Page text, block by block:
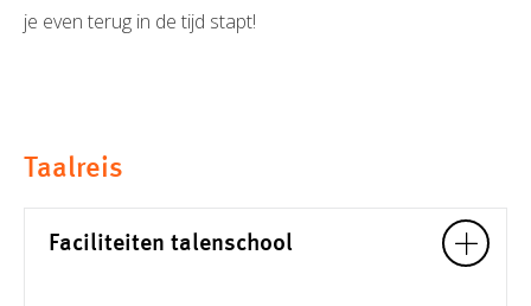
je even terug in de tijd stapt!
Taalreis
Faciliteiten talenschool